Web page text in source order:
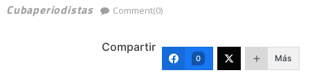
Cubaperiodistas
Comment(0)
Compartir
0 Más